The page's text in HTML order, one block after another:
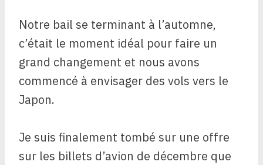
Notre bail se terminant à l’automne,
c’était le moment idéal pour faire un
grand changement et nous avons
commencé à envisager des vols vers le
Japon.
Je suis finalement tombé sur une offre
sur les billets d’avion de décembre que